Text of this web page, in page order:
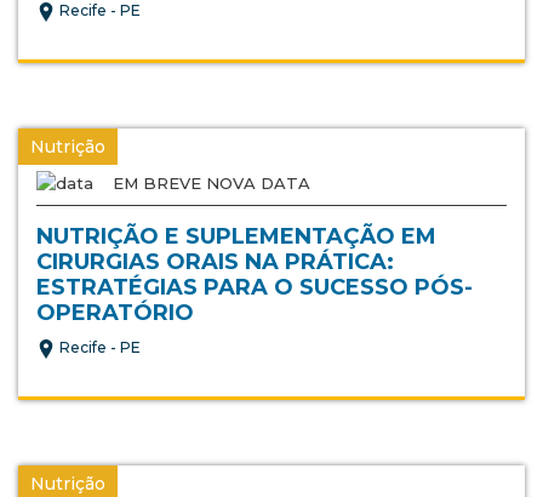
Recife - PE
Nutrição
EM BREVE NOVA DATA
NUTRIÇÃO E SUPLEMENTAÇÃO EM
CIRURGIAS ORAIS NA PRÁTICA:
ESTRATÉGIAS PARA O SUCESSO PÓS-
OPERATÓRIO
Recife - PE
Nutrição